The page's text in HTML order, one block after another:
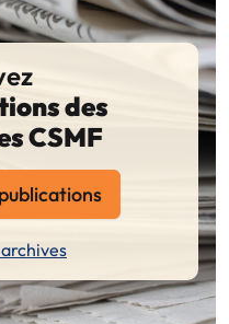
des
CSMF